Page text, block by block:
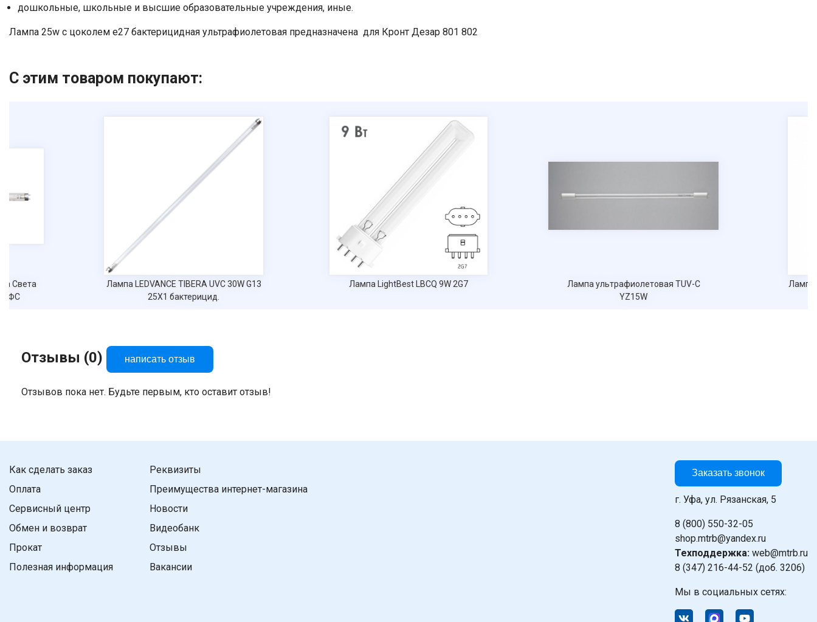
дошкольные, школьные и высшие образовательные учреждения, иные.
​Лампа 25w с цоколем e27 бактерицидная ультрафиолетовая предназначена для Кронт Дезар 801 802​
С этим товаром покупают:
Света
ФС
Лампа LEDVANCE TIBERA UVC 30W G13
25Х1 бактерицид.
Лампа LightBest LBCQ 9W 2G7
Лампа ультрафиолетовая TUV-C
YZ15W
Лампа
Отзывы (0) написать отзыв
Отзывов пока нет. Будьте первым, кто оставит отзыв!
Как сделать заказ
Оплата
Сервисный центр
Обмен и возврат
Прокат
Полезная информация
Реквизиты
Преимущества интернет-магазина
Новости
Видеобанк
Отзывы
Вакансии
Заказать звонок
г. Уфа, ул. Рязанская, 5
8 (800) 550-32-05
shop.mtrb@yandex.ru
Техподдержка: web@mtrb.ru
8 (347) 216-44-52 (доб. 3206)
Мы в социальных сетях:
Номер телефона
персональных данных